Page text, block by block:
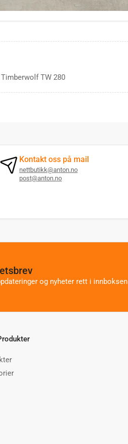
TW 280
Kontakt oss på mail
nettbutikk@anton.no
post@anton.no
og nyheter rett i innboksen